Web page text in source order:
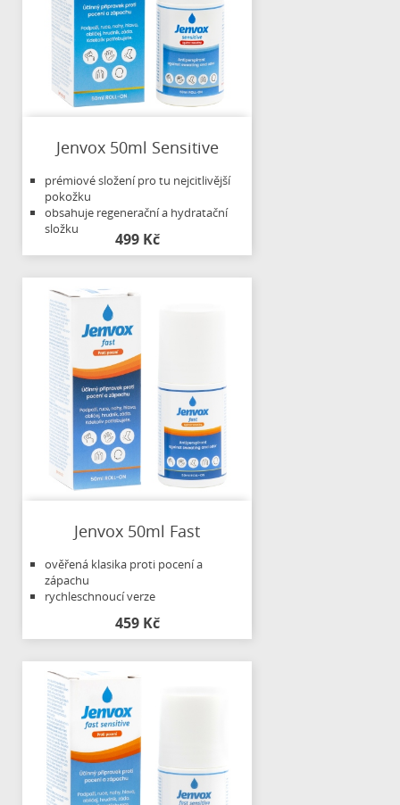
Jenvox 50ml Sensitive
prémiové složení pro tu nejcitlivější
pokožku
obsahuje regenerační a hydratační
složku
499 Kč
Jenvox 50ml Fast
ověřená klasika proti pocení a
zápachu
rychleschnoucí verze
459 Kč